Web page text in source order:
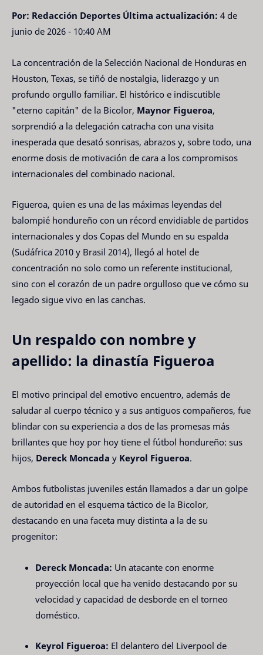
Por: Redacción Deportes Última actualización: 4 de
junio de 2026 - 10:40 AM
La concentración de la Selección Nacional de Honduras en
Houston, Texas, se tiñó de nostalgia, liderazgo y un
profundo orgullo familiar. El histórico e indiscutible
"eterno capitán" de la Bicolor, Maynor Figueroa,
sorprendió a la delegación catracha con una visita
inesperada que desató sonrisas, abrazos y, sobre todo, una
enorme dosis de motivación de cara a los compromisos
internacionales del combinado nacional.
Figueroa, quien es una de las máximas leyendas del
balompié hondureño con un récord envidiable de partidos
internacionales y dos Copas del Mundo en su espalda
(Sudáfrica 2010 y Brasil 2014), llegó al hotel de
concentración no solo como un referente institucional,
sino con el corazón de un padre orgulloso que ve cómo su
legado sigue vivo en las canchas.
Un respaldo con nombre y
apellido: la dinastía Figueroa
El motivo principal del emotivo encuentro, además de
saludar al cuerpo técnico y a sus antiguos compañeros, fue
blindar con su experiencia a dos de las promesas más
brillantes que hoy por hoy tiene el fútbol hondureño: sus
hijos, Dereck Moncada y Keyrol Figueroa.
Ambos futbolistas juveniles están llamados a dar un golpe
de autoridad en el esquema táctico de la Bicolor,
destacando en una faceta muy distinta a la de su
progenitor:
Dereck Moncada: Un atacante con enorme
proyección local que ha venido destacando por su
velocidad y capacidad de desborde en el torneo
doméstico.
Keyrol Figueroa: El delantero del Liverpool de